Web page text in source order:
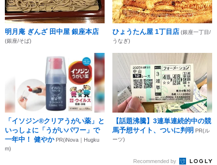
明月庵 ぎんざ 田中屋 銀座本店
(銀座/そば)
ひょうたん屋 1丁目店 (銀座一丁目/
うなぎ)
「イソジン®クリアうがい薬」と
いっしょに「うがいパワー」で
一年中！ 健やか PR(iNova｜Hugku
m)
【話題沸騰】3連単連続的中の競
馬予想サイト、ついに判明 PR(ル
ーツ)
Recommended by